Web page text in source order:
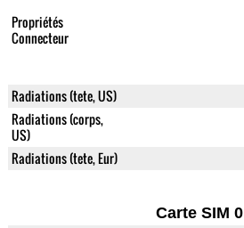
Propriétés
Connecteur
Radiations (tete, US)
Radiations (corps,
US)
Radiations (tete, Eur)
Carte SIM 0